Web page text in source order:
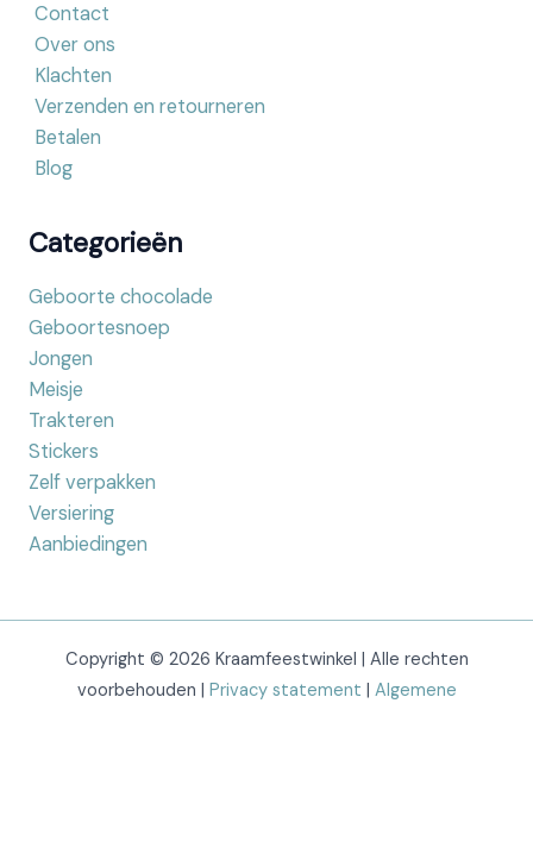
Contact
Over ons
Klachten
Verzenden en retourneren
Betalen
Blog
Categorieën
Geboorte chocolade
Geboortesnoep
Jongen
Meisje
Trakteren
Stickers
Zelf verpakken
Versiering
Aanbiedingen
Copyright © 2026 Kraamfeestwinkel | Alle rechten
voorbehouden | Privacy statement | Algemene